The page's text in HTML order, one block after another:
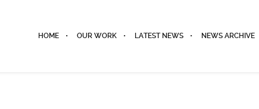
HOME OUR WORK LATEST NEWS NEWS ARCHIVE